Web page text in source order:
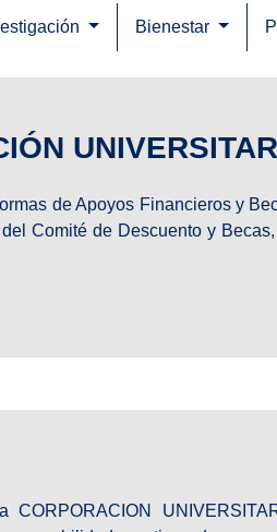
Bienestar
de Apoyos Financieros y
Comité de Descuento y
CORPORACION